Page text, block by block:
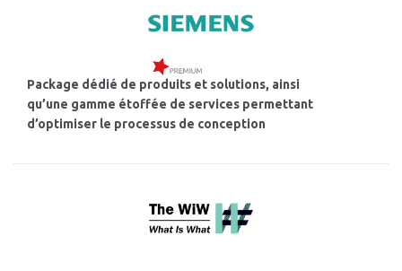
Package dédié de produits et solutions, ainsi
qu’une gamme étoffée de services permettant
d’optimiser le processus de conception